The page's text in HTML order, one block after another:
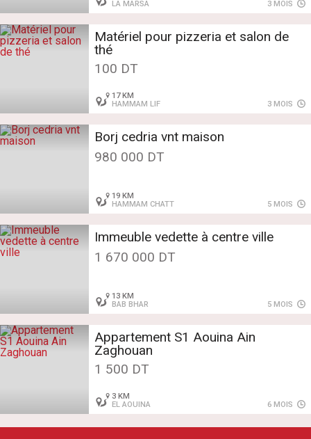
LA MARSA
3 MOIS
Matériel pour pizzeria et salon de
thé
100 DT
17 KM
HAMMAM LIF
3 MOIS
Borj cedria vnt maison
980 000 DT
19 KM
HAMMAM CHATT
5 MOIS
Immeuble vedette à centre ville
1 670 000 DT
13 KM
BAB BHAR
5 MOIS
Appartement S1 Aouina Ain
Zaghouan
1 500 DT
3 KM
EL AOUINA
6 MOIS